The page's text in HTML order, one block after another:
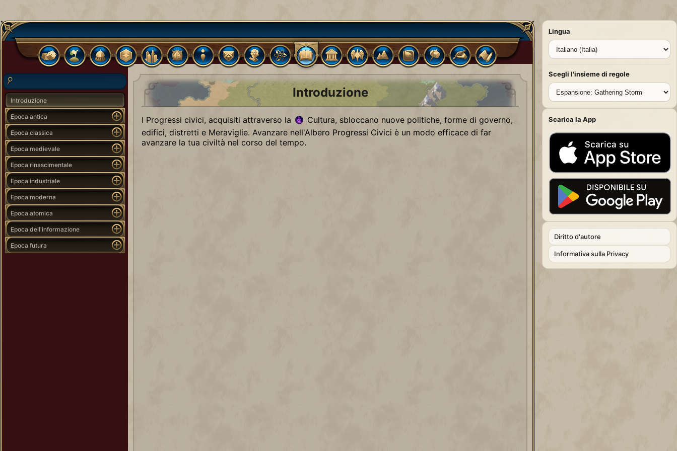
Introduzione
Epoca antica
Epoca classica
Epoca medievale
Epoca rinascimentale
Epoca industriale
Epoca moderna
Epoca atomica
Epoca dell'informazione
Epoca futura
Introduzione
I Progressi civici, acquisiti attraverso la
Cultura, sbloccano nuove politiche, forme di governo,
edifici, distretti e Meraviglie. Avanzare nell'Albero Progressi Civici è un modo efficace di far
avanzare la tua civiltà nel corso del tempo.
Lingua
Scegli l'insieme di regole
Scarica la App
Diritto d'autore
Informativa sulla Privacy